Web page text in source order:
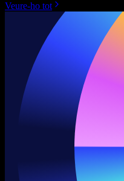
Veure-ho tot